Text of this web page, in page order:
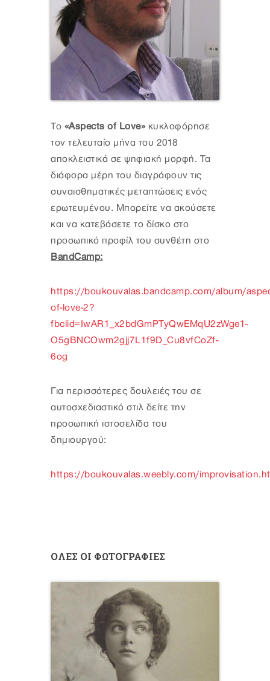
Το «Aspects of Love» κυκλοφόρησε
τον τελευταίο μήνα του 2018
αποκλειστικά σε ψηφιακή μορφή. Τα
διάφορα μέρη του διαγράφουν τις
συναισθηματικές μεταπτώσεις ενός
ερωτευμένου. Μπορείτε να ακούσετε
και να κατεβάσετε το δίσκο στο
προσωπικό προφίλ του συνθέτη στο
BandCamp:
https://boukouvalas.bandcamp.com/album/
of-love-2?
fbclid=IwAR1_x2bdGmPTyQwEMqU2zWge1-
O5gBNCOwm2gjj7L1f9D_Cu8vfCoZf-
6og
Για περισσότερες δουλειές του σε
αυτοσχεδιαστικό στιλ δείτε την
προσωπική ιστοσελίδα του
δημιουργού:
https://boukouvalas.weebly.com/
ΟΛΕΣ ΟΙ ΦΩΤΟΓΡΑΦΙΕΣ